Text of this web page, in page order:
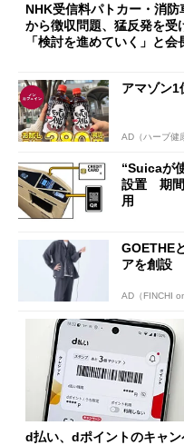
NHK受信料パトカー・消防
から徴収問題、猛反発を受
「検討を進めていく」と会
アマゾン1
AD（ハーブ健
“Suicaが
設置 期間
用
GOETHE
アを創設
AD（FINCHI
d払い、dポイントのキャン